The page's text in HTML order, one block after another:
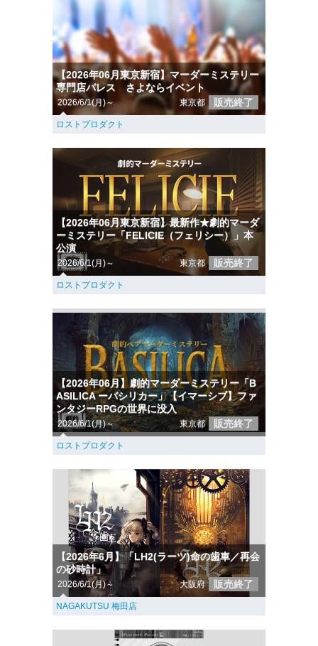
【2026年06月東京新宿】マーダーミステリー
専門店パレス さよならイベント
2026/6/1(月)～ 東京都 販売終了
ロストプロダクト
【2026年06月東京新宿】最新作★劇的マーダ
ーミステリー「FELICIE（フェリシー）」本
公演
2026/6/1(月)～ 東京都 販売終了
ロストプロダクト
【2026年06月】劇的マーダーミステリー「B
ASILICA ーバシリカー」【イマーシブ】ファ
ンタジーRPGの世界に没入
2026/6/1(月)～ 東京都 販売終了
ロストプロダクト
【2026年6月】「LH2(ラーツ)命の歯車／再会
の砂時計」
2026/6/1(月)～ 大阪府 販売終了
NAGAKUTSU 梅田店